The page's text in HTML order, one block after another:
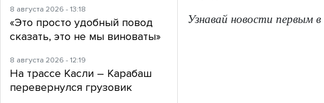
Узнавай новости первым
8 августа 2026 - 13:18
«Это просто удобный повод
сказать, это не мы виноваты»
8 августа 2026 - 12:19
На трассе Касли – Карабаш
перевернулся грузовик